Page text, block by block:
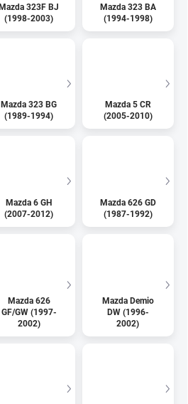
323F BJ
(1998-2003)
Mazda 323 BA
(1994-1998)
Mazda 323 BG
(1989-1994)
Mazda 5 CR
(2005-2010)
Mazda 6 GH
(2007-2012)
Mazda 626 GD
(1987-1992)
Mazda 626
GF/GW (1997-
2002)
Mazda Demio
DW (1996-
2002)